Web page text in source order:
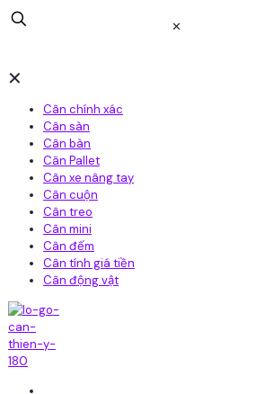
✕
✕
Cân chính xác
Cân sàn
Cân bàn
Cân Pallet
Cân xe nâng tay
Cân cuộn
Cân treo
Cân mini
Cân đếm
Cân tính giá tiền
Cân động vật